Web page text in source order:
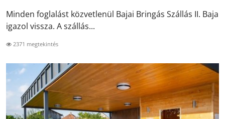
Minden foglalást közvetlenül Bajai Bringás Szállás II. Baja
igazol vissza. A szállás...
2371 megtekintés